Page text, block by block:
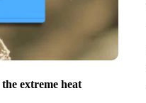
extreme heat